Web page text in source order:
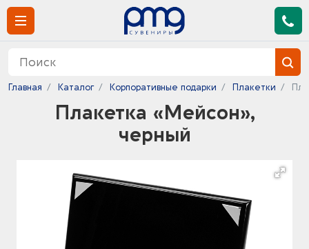
Главная Каталог Корпоративные подарки Плакетки
Плакетка «Мейсон»,
черный